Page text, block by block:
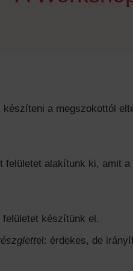
a megszokottól
alakítunk ki, amit
készítünk el.
el: érdekes, de